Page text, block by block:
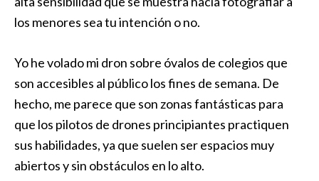
los menores sea tu intención o no.
Yo he volado mi dron sobre óvalos de colegios que
son accesibles al público los fines de semana. De
hecho, me parece que son zonas fantásticas para
que los pilotos de drones principiantes practiquen
sus habilidades, ya que suelen ser espacios muy
abiertos y sin obstáculos en lo alto.